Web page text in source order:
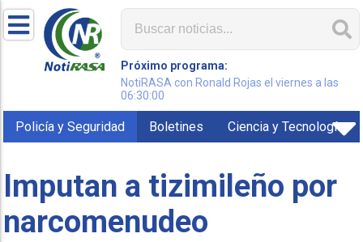
Próximo programa:
NotiRASA con Ronald Rojas el viernes a las
06:30:00
Policía y Seguridad Boletines Ciencia y Tecnología
Imputan a tizimileño por
narcomenudeo